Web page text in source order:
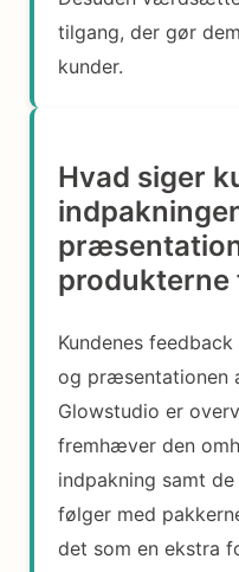
tilgang, der gør
kunder.
Hvad siger
produkterne
Kundenes
og præsentationen
Glowstudio er
fremhæver den
indpakning samt
følger med
det som en ekstra